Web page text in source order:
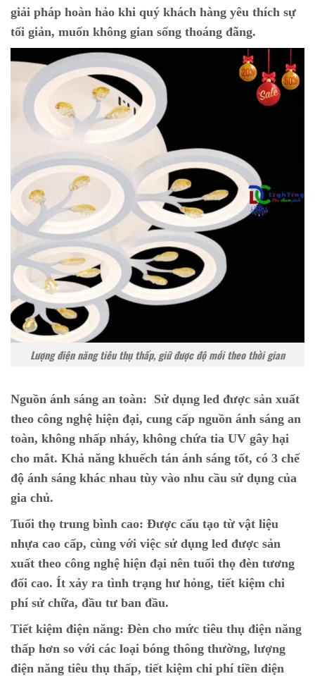
giải pháp hoàn hảo khi quý khách hàng yêu thích sự
tối giản, muốn không gian sống thoáng đãng.
Lượng điện năng tiêu thụ thấp, giữ được độ mới theo thời gian
Nguồn ánh sáng an toàn: Sử dụng led được sản xuất
theo công nghệ hiện đại, cung cấp nguồn ánh sáng an
toàn, không nhấp nháy, không chứa tia UV gây hại
cho mắt. Khả năng khuếch tán ánh sáng tốt, có 3 chế
độ ánh sáng khác nhau tùy vào nhu cầu sử dụng của
gia chủ.
Tuổi thọ trung bình cao: Được cấu tạo từ vật liệu
nhựa cao cấp, cùng với việc sử dụng led được sản
xuất theo công nghệ hiện đại nên tuổi thọ đèn tương
đối cao. Ít xảy ra tình trạng hư hỏng, tiết kiệm chi
phí sử chữa, đầu tư ban đầu.
Tiết kiệm điện năng: Đèn cho mức tiêu thụ điện năng
thấp hơn so với các loại bóng thông thường, lượng
điện năng tiêu thụ thấp, tiết kiệm chi phí tiền điện